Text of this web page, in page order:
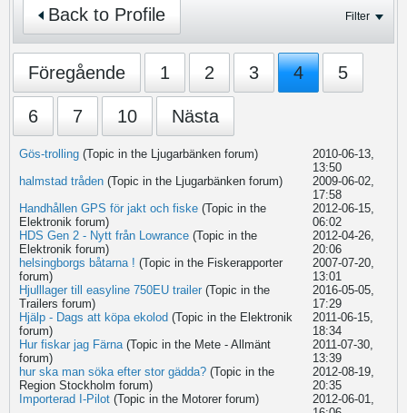
Back to Profile Filter
Föregående 1 2 3 4 5
6 7 10 Nästa
Gös-trolling (Topic in the Ljugarbänkenforum)
2010-06-13,
13:50
halmstad tråden (Topic in the Ljugarbänkenforum)
2009-06-02,
17:58
Handhållen GPS för jakt och fiske (Topic in the
Elektronik forum)
2012-06-15,
06:02
HDS Gen 2 - Nytt från Lowrance (Topic in the
Elektronik forum)
2012-04-26,
20:06
helsingborgs båtarna ! (Topic in the Fiskerapporter
forum)
2007-07-20,
13:01
Hjulllager till easyline 750EU trailer (Topic in the
Trailers forum)
2016-05-05,
17:29
Hjälp - Dags att köpa ekolod (Topic in the Elektronik
forum)
2011-06-15,
18:34
Hur fiskar jag Färna (Topic in the Mete - Allmänt
forum)
2011-07-30,
13:39
hur ska man söka efter stor gädda? (Topic in the
Region Stockholm forum)
2012-08-19,
20:35
Importerad I-Pilot (Topic in the Motorerforum)
2012-06-01,